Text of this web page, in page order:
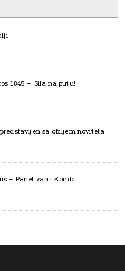
1845 – Sila na putu!
sa obiljem noviteta
– Panel van i Kombi